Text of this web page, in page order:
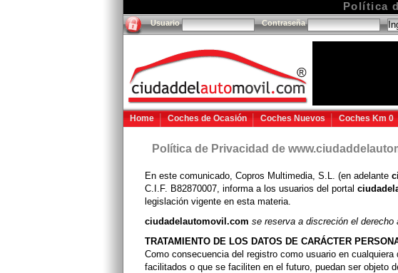
Política
Usuario Contraseña
Home Coches de Ocasión Coches Nuevos Coches Km 0
Política de Privacidad de
En este comunicado, Copros Multimedia, S.L. (en adelante
C.I.F. B82870007, informa a los usuarios del portal
legislación vigente en esta materia.
ciudadelautomovil.com se reserva a discreción el
TRATAMIENTO DE LOS DATOS DE CARÁCTER
Como consecuencia del registro como usuario en
facilitados o que se faciliten en el futuro, puedan ser objeto